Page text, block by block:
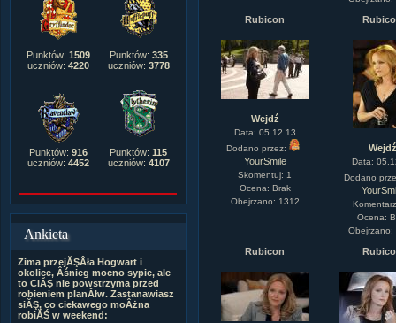
Punktów: 1509
uczniów: 4220
Punktów: 335
uczniów: 3778
Punktów: 916
uczniów: 4452
Punktów: 115
uczniów: 4107
Ankieta
Zima przejĂŞÂła Hogwart i
okolice, Âśnieg mocno sypie, ale
to CiĂŞ nie powstrzyma przed
robieniem planĂłw. Zastanawiasz
siĂŞ, co ciekawego moÂżna
robiĂŚ w weekend:
Rubicon
Wejdź
Data: 05.12.13
Dodano przez:
YourSmile
Skomentuj: 1
Ocena: Brak
Obejrzano: 1312
Wejdź
Data:
Dodano
Ocena:
Obejrzano:
Rubicon